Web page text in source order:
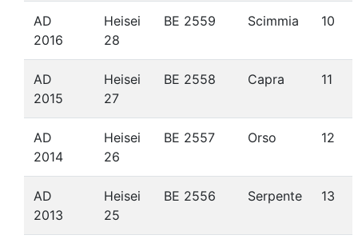
AD
2016
Heisei
28
BE 2559 Scimmia 10
AD
2015
Heisei
27
BE 2558 Capra 11
AD
2014
Heisei
26
BE 2557 Orso 12
AD
2013
Heisei
25
BE 2556 Serpente 13